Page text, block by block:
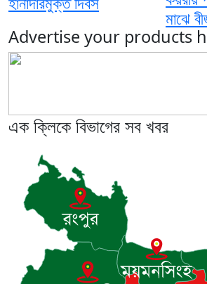
মাঝে
Advertise your products
এক ক্লিকে বিভাগের সব খবর